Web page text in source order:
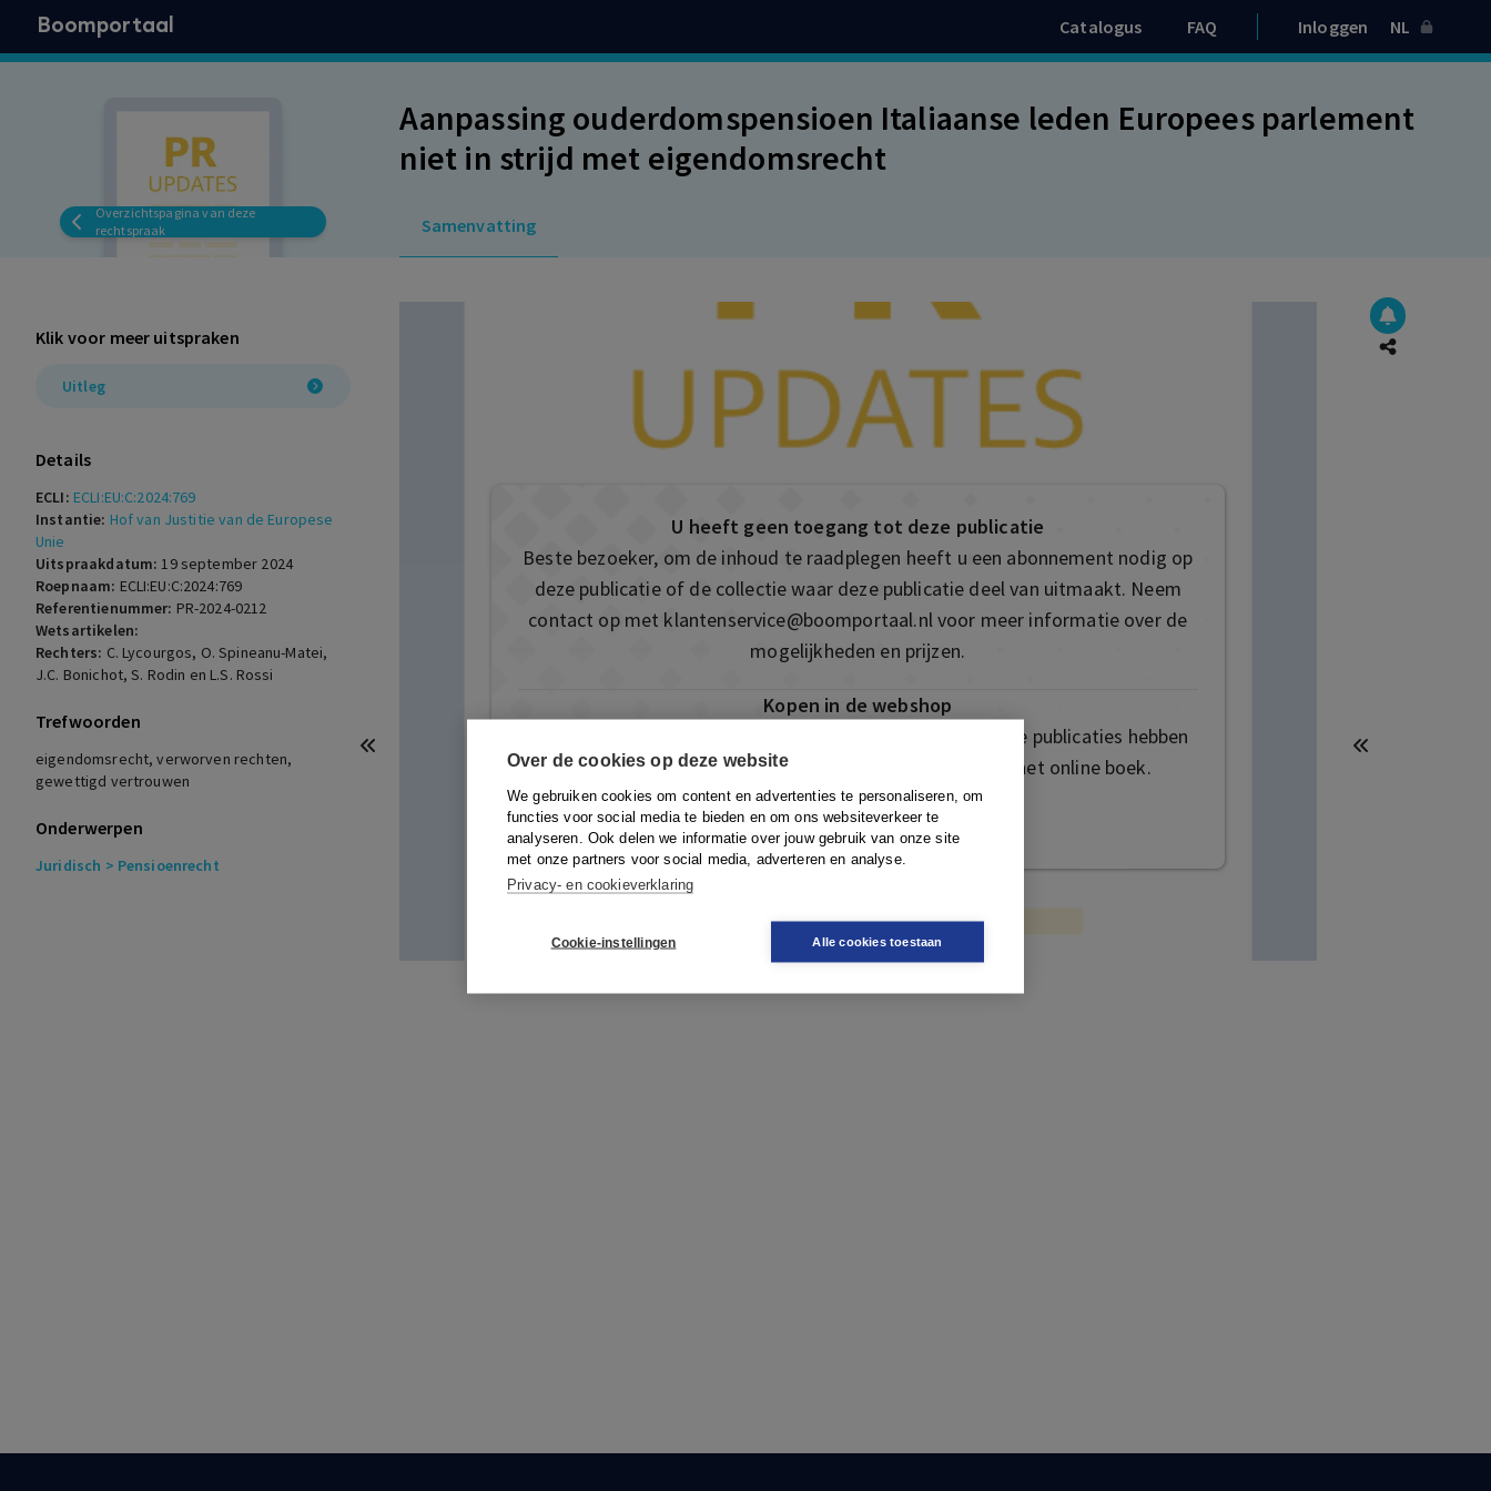
Over de cookies op deze website
We gebruiken cookies om content en advertenties te personaliseren, om
functies voor social media te bieden en om ons websiteverkeer te
analyseren. Ook delen we informatie over jouw gebruik van onze site
met onze partners voor social media, adverteren en analyse.
Privacy- en cookieverklaring
Cookie-instellingen Alle cookies toestaan
Boomportaal Catalogus FAQ Inloggen NL
Overzichtspagina van deze
rechtspraak
Aanpassing ouderdomspensioen Italiaanse leden Europees parlement
niet in strijd met eigendomsrecht
Samenvatting
Klik voor meer uitspraken
Uitleg
Details
ECLI: ECLI:EU:C:2024:769
Instantie: Hof van Justitie van de Europese
Unie
Uitspraakdatum:19 september 2024
Roepnaam: ECLI:EU:C:2024:769
Referentienummer: PR-2024-0212
Wetsartikelen:
Rechters: C. Lycourgos, O. Spineanu-Matei,
J.C. Bonichot, S. Rodin en L.S. Rossi
Trefwoorden
eigendomsrecht, verworven rechten,
gewettigd vertrouwen
Onderwerpen
Juridisch > Pensioenrecht
U heeft geen toegang tot deze publicatie
Beste bezoeker, om de inhoud te raadplegen heeft u een abonnement nodig op
deze publicatie of de collectie waar deze publicatie deel van uitmaakt. Neem
contact op met klantenservice@boomportaal.nlvoor meer informatie over de
mogelijkheden en prijzen.
Kopen in de webshop
Deze publicatie is ook te vinden in onze webshop. Sommige publicaties hebben
ook de mogelijkheid om direct toegang te kopen tot het online boek.
Naar de webshop